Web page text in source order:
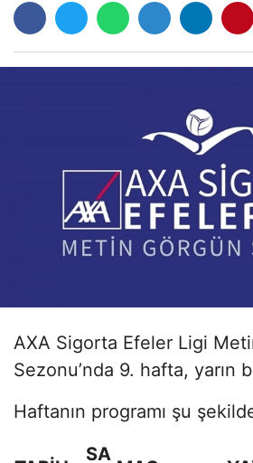
AXA Sigorta Efeler Ligi
Sezonu’nda 9. hafta, yarın
Haftanın programı şu
SA